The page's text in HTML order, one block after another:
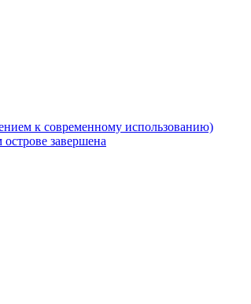
к современному использованию)
завершена